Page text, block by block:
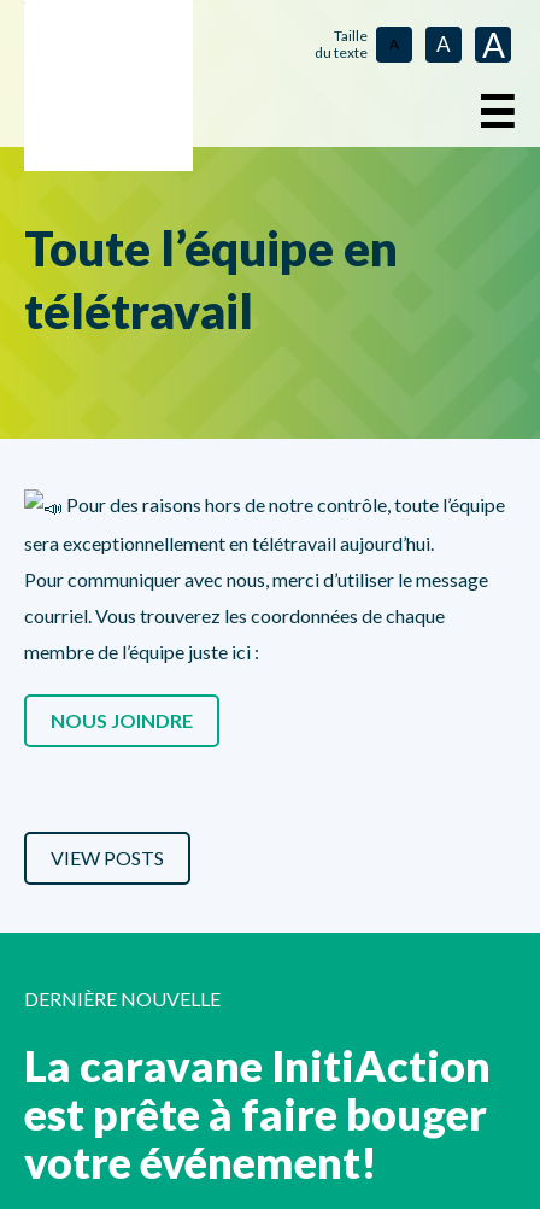
Taille
du texte
A A A
☰
Toute l’équipe en
télétravail
Pour des raisons hors de notre contrôle, toute l’équipe
sera exceptionnellement en télétravail aujourd’hui.
Pour communiquer avec nous, merci d’utiliser le message
courriel. Vous trouverez les coordonnées de chaque
membre de l’équipe juste ici :
NOUS JOINDRE
VIEW POSTS
DERNIÈRE NOUVELLE
La caravane InitiAction
est prête à faire bouger
votre événement!